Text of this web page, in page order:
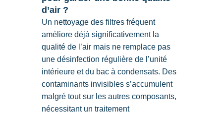
d’air ?
Un nettoyage des filtres fréquent
améliore déjà significativement la
qualité de l’air mais ne remplace pas
une désinfection régulière de l’unité
intérieure et du bac à condensats. Des
contaminants invisibles s’accumulent
malgré tout sur les autres composants,
nécessitant un traitement